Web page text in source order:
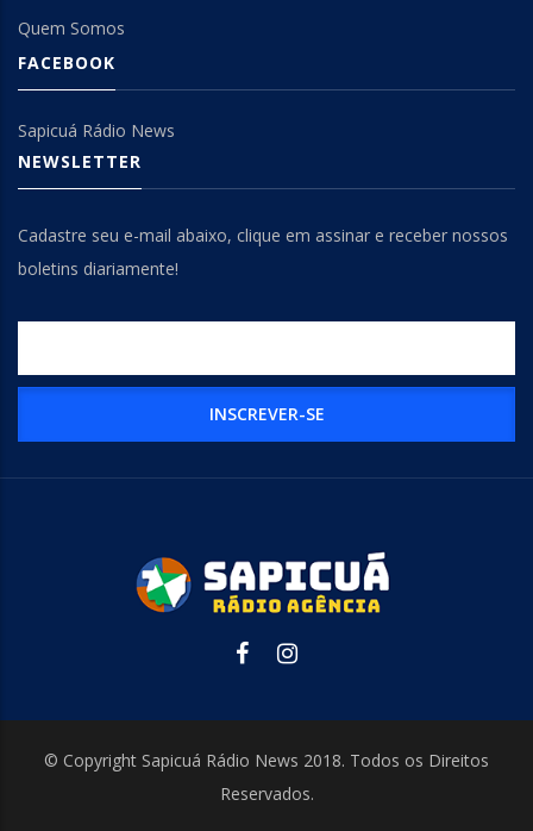
Quem Somos
FACEBOOK
Sapicuá Rádio News
NEWSLETTER
Cadastre seu e-mail abaixo, clique em assinar e receber nossos
boletins diariamente!
© Copyright Sapicuá Rádio News 2018. Todos os Direitos
Reservados.